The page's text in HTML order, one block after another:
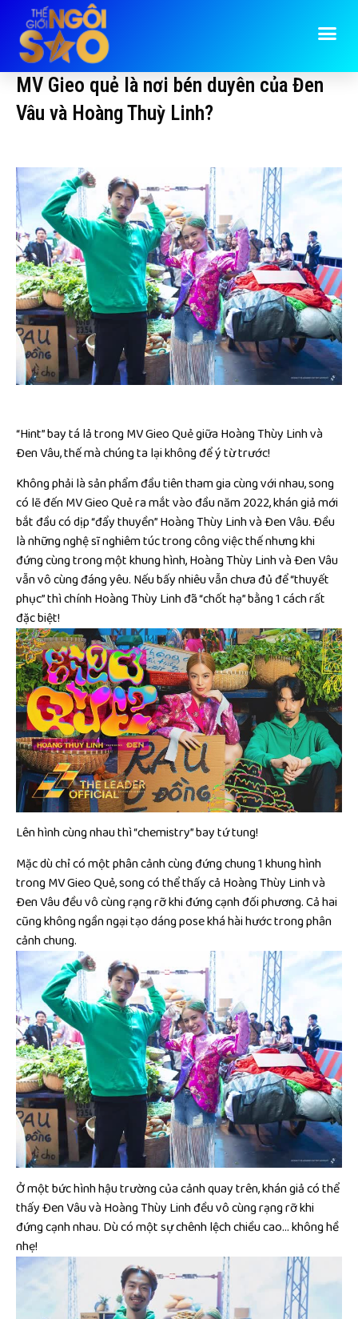
MV Gieo quẻ là nơi bén duyên của Đen
Vâu và Hoàng Thuỳ Linh?
“Hint” bay tá lả trong MV Gieo Quẻ giữa Hoàng Thùy Linh và
Đen Vâu, thế mà chúng ta lại không để ý từ trước!
Không phải là sản phẩm đầu tiên tham gia cùng với nhau, song
có lẽ đến MV Gieo Quẻ ra mắt vào đầu năm 2022, khán giả mới
bắt đầu có dịp “đẩy thuyền” Hoàng Thùy Linh và Đen Vâu. Đều
là những nghệ sĩ nghiêm túc trong công việc thế nhưng khi
đứng cùng trong một khung hình, Hoàng Thùy Linh và Đen Vâu
vẫn vô cùng đáng yêu. Nếu bấy nhiêu vẫn chưa đủ để “thuyết
phục” thì chính Hoàng Thùy Linh đã “chốt hạ” bằng 1 cách rất
đặc biệt!
Lên hình cùng nhau thì “chemistry” bay tứ tung!
Mặc dù chỉ có một phân cảnh cùng đứng chung 1 khung hình
trong MV Gieo Quẻ, song có thể thấy cả Hoàng Thùy Linh và
Đen Vâu đều vô cùng rạng rỡ khi đứng cạnh đối phương. Cả hai
cũng không ngần ngại tạo dáng pose khá hài hước trong phân
cảnh chung.
Ở một bức hình hậu trường của cảnh quay trên, khán giả có thể
thấy Đen Vâu và Hoàng Thùy Linh đều vô cùng rạng rỡ khi
đứng cạnh nhau. Dù có một sự chênh lệch chiều cao… không hề
nhẹ!